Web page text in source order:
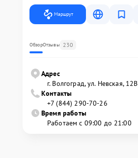
Маршрут
ОбзорОтзывы 230
Адрес
г. Волгоград, ул. Невская, 12В
Контакты
+7 (844) 290-70-26
Время работы
Работаем с 09:00 до 21:00